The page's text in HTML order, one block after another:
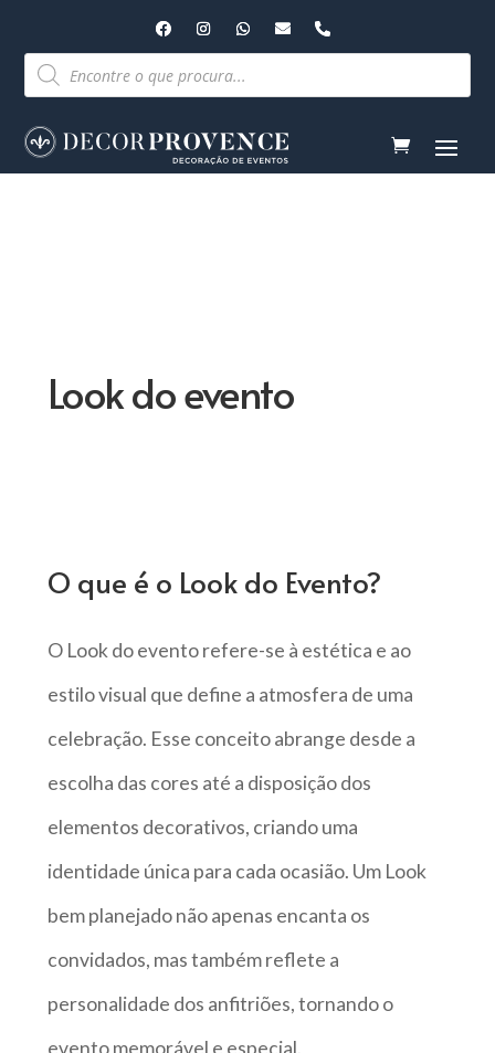
Pesquisar
produtos
Look do evento
O que é o Look do Evento?
O Look do evento refere-se à estética e ao
estilo visual que define a atmosfera de uma
celebração. Esse conceito abrange desde a
escolha das cores até a disposição dos
elementos decorativos, criando uma
identidade única para cada ocasião. Um Look
bem planejado não apenas encanta os
convidados, mas também reflete a
personalidade dos anfitriões, tornando o
evento memorável e especial.